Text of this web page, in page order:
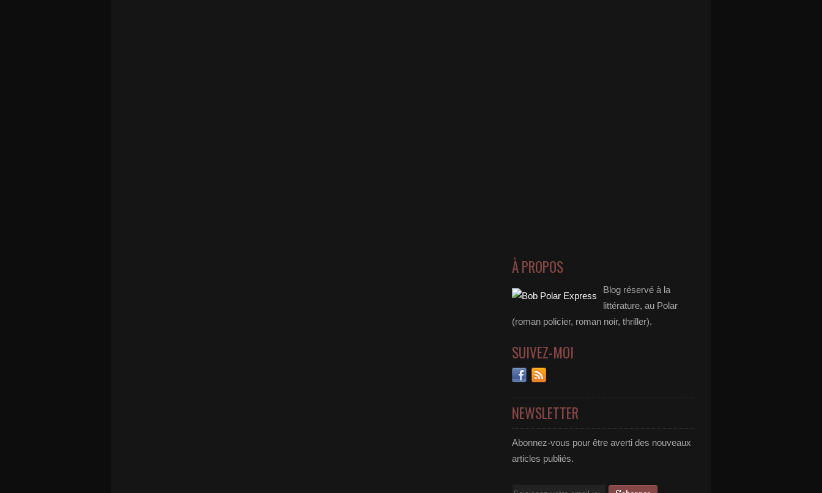
À PROPOS
Blog réservé à la
littérature, au Polar
(roman policier, roman noir, thriller).
SUIVEZ-MOI
NEWSLETTER
Abonnez-vous pour être averti des nouveaux
articles publiés.
Email